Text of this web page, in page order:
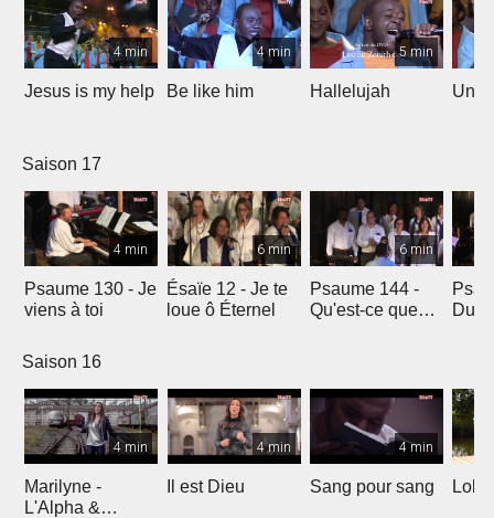
4 min
Jesus is my help
4 min
Be like him
5 min
Hallelujah Un
Saison 17
4 min
Psaume 130 - Je
viens à toi
6 min
Ésaïe 12 - Je te
loue ô Éternel
6 min
Psaume 144 -
Qu'est-ce que
Du
Saison 16
4 min
Marilyne -
L'Alpha &
4 min
Il est Dieu
4 min
Sang pour sang Lola